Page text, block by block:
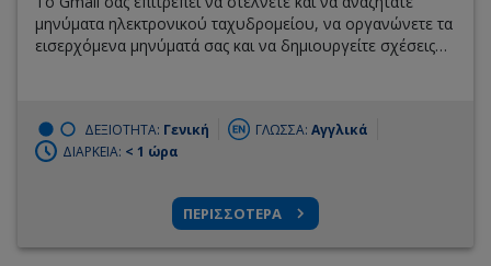
μηνύματα ηλεκτρονικού ταχυδρομείου, να οργανώνετε τα
εισερχόμενα μηνύματά σας και να δημιουργείτε σχέσεις
ΔΕΞΙΟΤΗΤΑ: Γενική ΓΛΩΣΣΑ: Αγγλικά
ΔΙΑΡΚΕΙΑ: < 1 ώρα
ΠΕΡΙΣΣΟΤΕΡΑ